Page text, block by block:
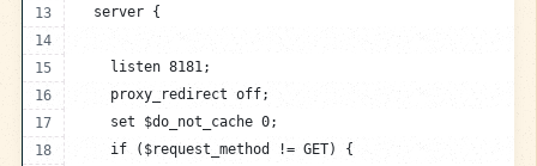
  server {
    listen 8181;
    proxy_redirect off;
    set $do_not_cache 0;
    if ($request_method != GET) {